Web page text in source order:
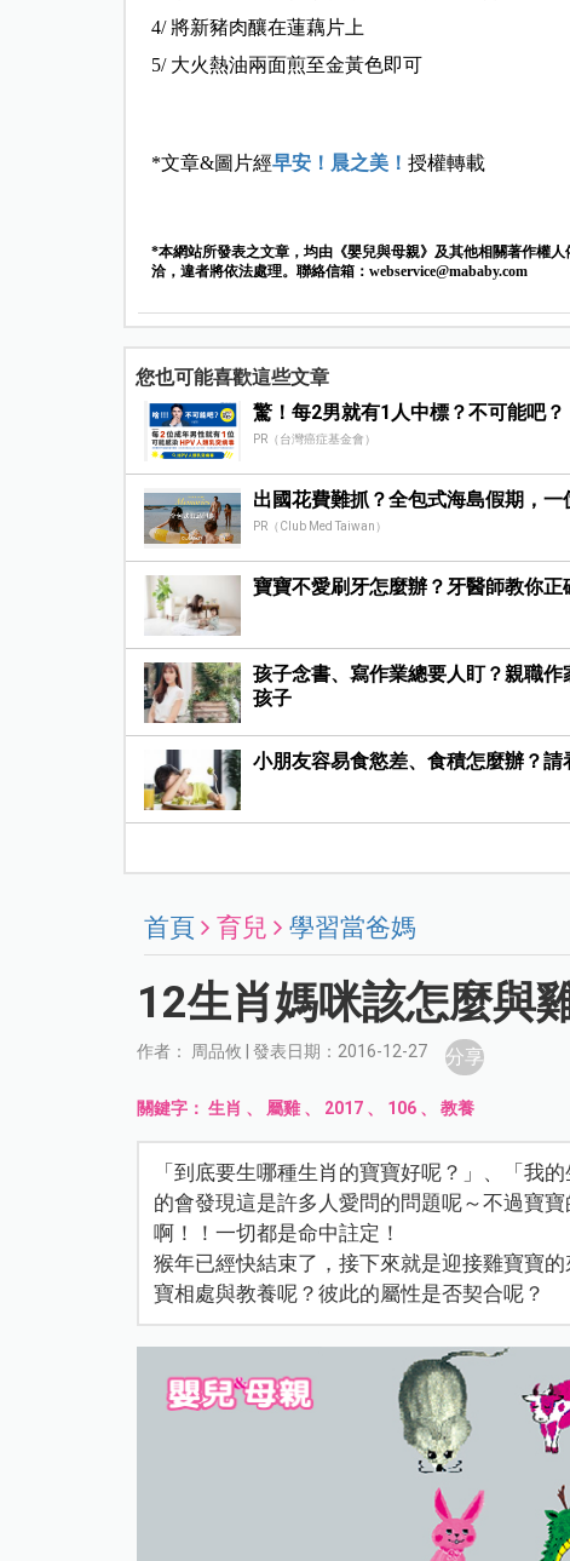
4/ 將新豬肉釀在蓮藕片上
5/ 大火熱油兩面煎至金黃色即可
*文章&圖片經早安！晨之美！ 授權轉載
*本網站所發表之文章，均由《嬰兒與母親》及其他相關著作權
洽，違者將依法處理。聯絡信箱： webservice@mababy.com
您也可能喜歡這些文章
驚！每2男就有1人中標？不可能吧？
PR（台灣癌症基金會）
出國花費難抓？全包式海島假期，一
PR（Club Med Taiwan）
寶寶不愛刷牙怎麼辦？牙醫師教你正
孩子念書、寫作業總要人盯？親職
孩子
小朋友容易食慾差、食積怎麼辦？
首頁 育兒 學習當爸媽
12生肖媽咪該怎麼與
作者： 周品攸 | 發表日期：2016-12-27 分享
關鍵字：生肖 、 屬雞、 2017 、 106 、教養
「到底要生哪種生肖的寶寶好呢？」、「我
的會發現這是許多人愛問的問題呢～不過寶
啊！！一切都是命中註定！
猴年已經快結束了，接下來就是迎接雞寶寶
寶相處與教養呢？彼此的屬性是否契合呢？